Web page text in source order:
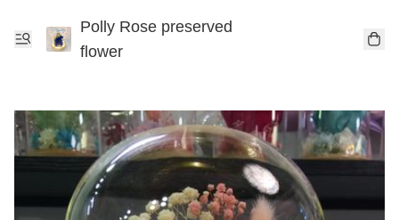
Polly Rose preserved
flower